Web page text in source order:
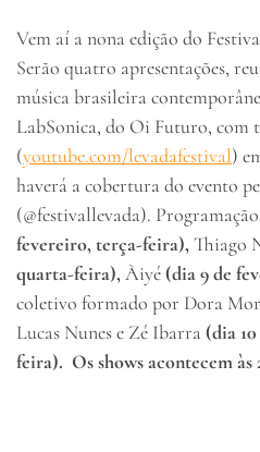
Vem aí a nona edição do
Serão quatro apresentações,
música brasileira
LabSonica, do Oi Futuro, com
(youtube.com/levadafestival)
haverá a cobertura do evento
(@festivallevada).
fevereiro, terça-feira), Thiago
quarta-feira), Àiyé(dia 9 de
coletivo formado por Dora
Lucas Nunes e Zé Ibarra(dia
feira). Os shows acontecem às